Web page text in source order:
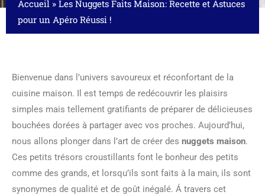
Accueil » Les Nuggets Faits Maison: Recette et Astuces
pour un Apéro Réussi !
Bienvenue dans l’univers savoureux et réconfortant de la
cuisine maison. Il est temps de redécouvrir les plaisirs
simples mais tellement gratifiants de préparer de délicieuses
bouchées dorées à partager avec vos proches. Aujourd’hui,
nous allons plonger dans l’art de créer des nuggets maison.
Ces petits trésors croustillants font le bonheur des petits
comme des grands, et lorsqu’ils sont faits à la main, ils sont
synonymes de qualité et de goût inégalé. Á travers cet